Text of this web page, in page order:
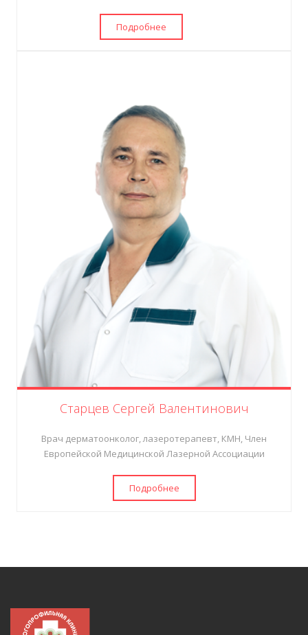
Подробнее
Старцев Сергей Валентинович
Врач дерматоонколог, лазеротерапевт, КМН, Член
Европейской Медицинской Лазерной Ассоциации
Подробнее